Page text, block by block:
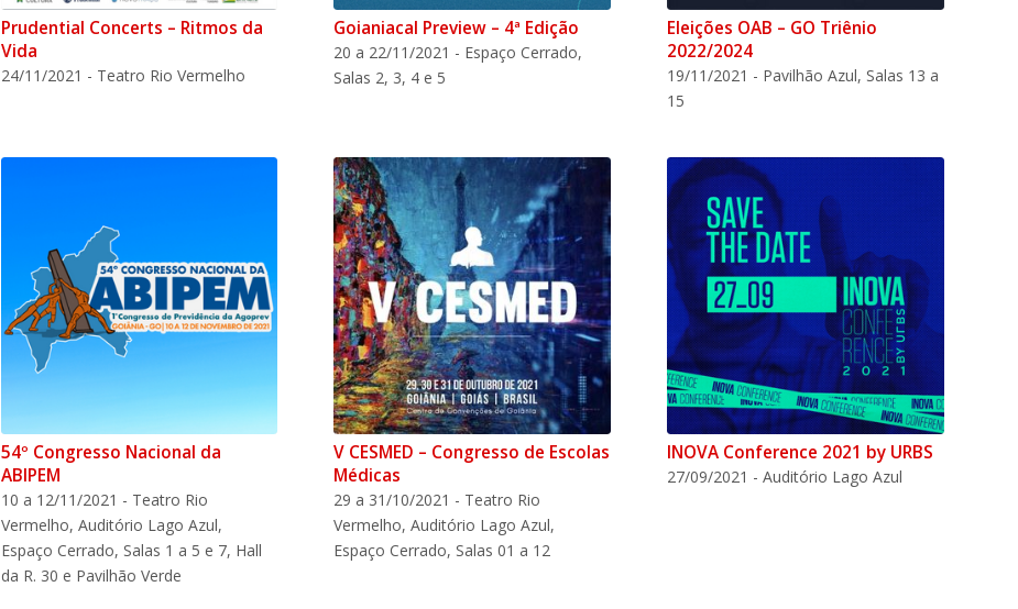
Prudential Concerts – Ritmos da
Vida
24/11/2021 - Teatro Rio Vermelho
Goianiacal Preview – 4ª Edição
20 a 22/11/2021 - Espaço Cerrado,
Salas 2, 3, 4 e 5
Eleições OAB – GO Triênio
2022/2024
19/11/2021 - Pavilhão Azul, Salas 13 a
15
54º Congresso Nacional da
ABIPEM
10 a 12/11/2021 - Teatro Rio
Vermelho, Auditório Lago Azul,
Espaço Cerrado, Salas 1 a 5 e 7, Hall
da R. 30 e Pavilhão Verde
V CESMED – Congresso de Escolas
Médicas
29 a 31/10/2021 - Teatro Rio
Vermelho, Auditório Lago Azul,
Espaço Cerrado, Salas 01 a 12
INOVA Conference 2021 by URBS
27/09/2021 - Auditório Lago Azul